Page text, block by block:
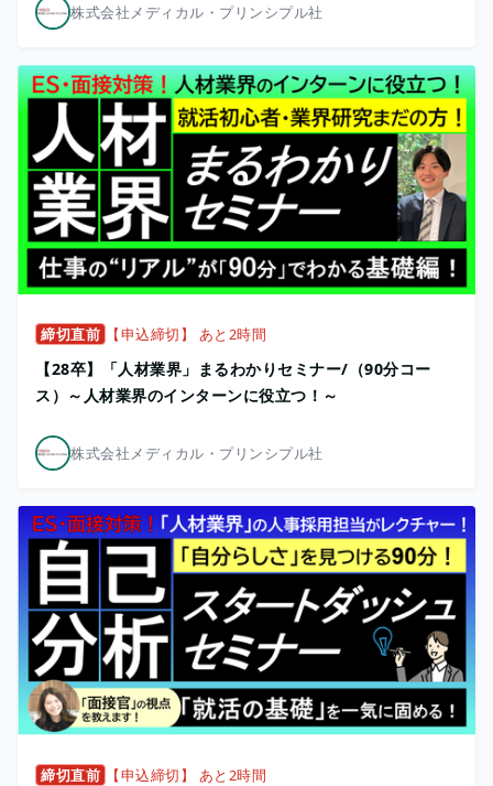
株式会社メディカル・プリンシプル社
締切直前 【申込締切】 あと2時間
【28卒】「人材業界」まるわかりセミナー/（90分コー
ス）～人材業界のインターンに役立つ！～
株式会社メディカル・プリンシプル社
締切直前 【申込締切】 あと2時間